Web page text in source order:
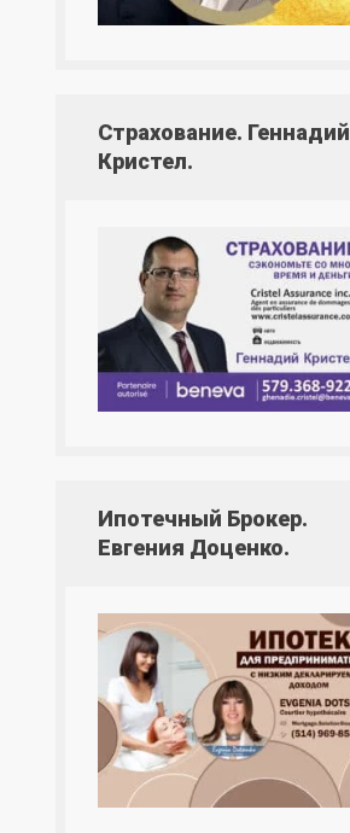
Страхование. Геннадий
Кристел.
Ипотечный Брокер.
Евгения Доценко.